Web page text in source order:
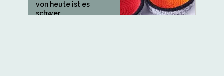
von heute ist es
schwer,...